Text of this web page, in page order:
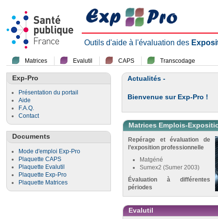
Outils d'aide à l'évaluation des
Matrices Evalutil CAPS Transcodage
Exp-Pro
Présentation du portail
Aide
F.A.Q.
Contact
Documents
Mode d'emploi Exp-Pro
Plaquette CAPS
Plaquette Evalutil
Plaquette Exp-Pro
Plaquette Matrices
Actualités -
Bienvenue sur Exp-Pro !
Matrices Emplois-
Repérage et évaluation de
l’exposition professionnelle
Matgéné
Sumex2 (Sumer 2003)
Évaluation à différentes
périodes
Evalutil